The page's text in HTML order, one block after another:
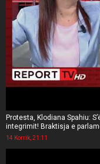
Protesta, Klodiana Spahiu:
integrimit! Braktisja e
14 Korrik, 21:11